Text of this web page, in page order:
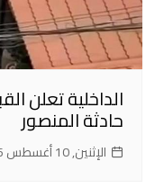
الداخلية تعلن
حادثة المنصور
الإثنين, 10 أغسطس 2026, 10:11